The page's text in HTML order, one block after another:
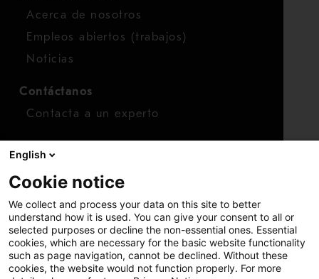
Acerca de nosotros
Empleos abiertos (trabajos)
Noticias
Contáctanos
Contacta a un experto
Finanzas
Acciones
English
Cookie notice
We collect and process your data on this site to better
understand how it is used. You can give your consent to all or
selected purposes or decline the non-essential ones. Essential
cookies, which are necessary for the basic website functionality
such as page navigation, cannot be declined. Without these
cookies, the website would not function properly. For more